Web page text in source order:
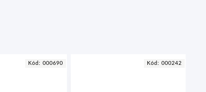
Kód: 000690 Kód: 000242